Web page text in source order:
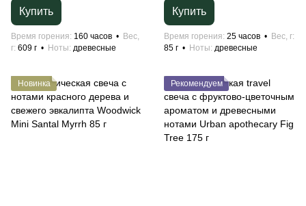
Купить
Время горения 160 часов
Вес,
г 609 г Ноты древесные
Купить
Время горения 25 часов
Вес, г
85 г
Ноты древесные
Новинка Рекомендуем